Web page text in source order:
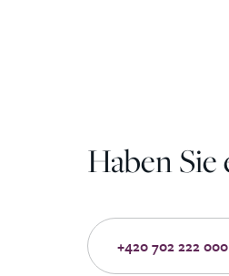
Haben
+420 702 222 000